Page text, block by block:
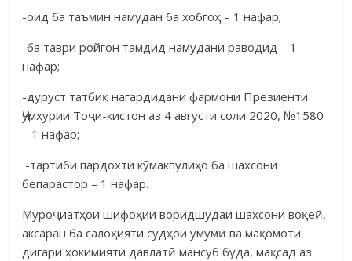
-оид ба таъмин намудан ба хобгоҳ – 1 нафар;
-ба таври ройгон тамдид намудани раводид – 1
нафар;
-дуруст татбиқ нагардидани фармони Презиенти
Ҷумҳурии Тоҷи-кистон аз 4 августи соли 2020, №1580
– 1 нафар;
-тартиби пардохти кӯмакпулиҳо ба шахсони
бепарастор – 1 нафар.
Муроҷиатҳои шифоҳии воридшудаи шахсони воқеӣ,
аксаран ба салоҳияти судҳои умумӣ ва мақомоти
дигари ҳокимияти давлатӣ мансуб буда, мақсад аз